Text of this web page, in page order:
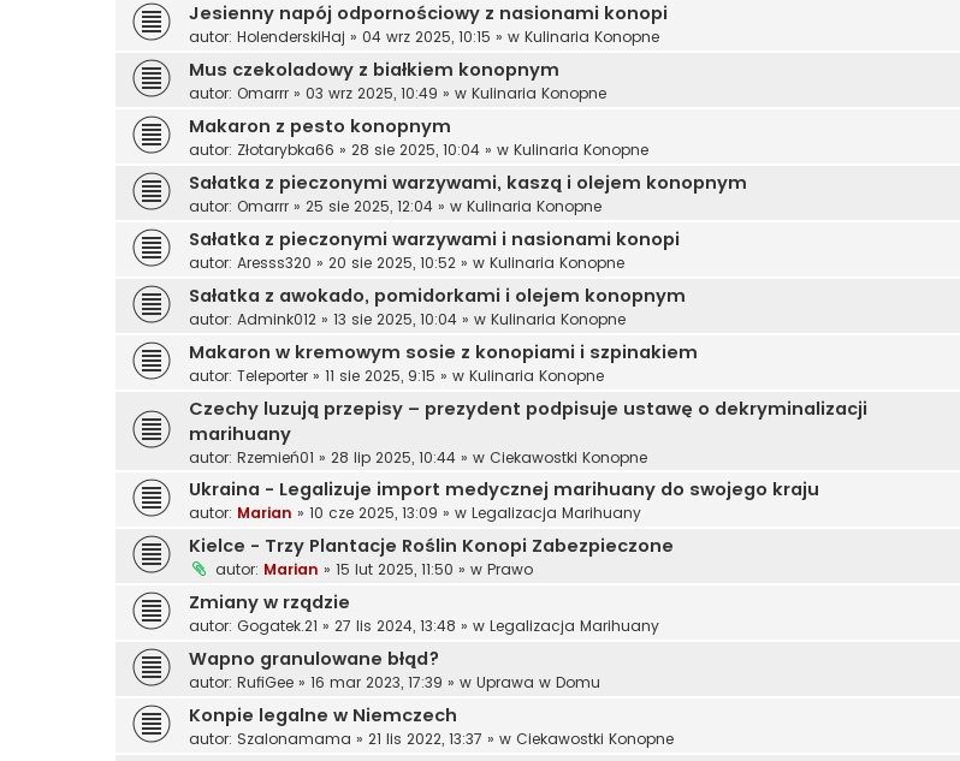
Jesienny napój odpornościowy z nasionami konopi
autor: HolenderskiHaj » 04 wrz 2025, 10:15 » w Kulinaria Konopne
Mus czekoladowy z białkiem konopnym
autor: Omarrr » 03 wrz 2025, 10:49 » w Kulinaria Konopne
Makaron z pesto konopnym
autor: Złotarybka66 » 28 sie 2025, 10:04 » w Kulinaria Konopne
Sałatka z pieczonymi warzywami, kaszą i olejem konopnym
autor: Omarrr » 25 sie 2025, 12:04 » w Kulinaria Konopne
Sałatka z pieczonymi warzywami i nasionami konopi
autor: Aresss320 » 20 sie 2025, 10:52 » w Kulinaria Konopne
Sałatka z awokado, pomidorkami i olejem konopnym
autor: Admink012 » 13 sie 2025, 10:04 » w Kulinaria Konopne
Makaron w kremowym sosie z konopiami i szpinakiem
autor: Teleporter » 11 sie 2025, 9:15 » w Kulinaria Konopne
Czechy luzują przepisy – prezydent podpisuje ustawę o dekryminalizacji
marihuany
autor: Rzemień01 » 28 lip 2025, 10:44 » w Ciekawostki Konopne
Ukraina - Legalizuje import medycznej marihuany do swojego kraju
autor: Marian » 10 cze 2025, 13:09 » w Legalizacja Marihuany
Kielce - Trzy Plantacje Roślin Konopi Zabezpieczone
autor: Marian » 15 lut 2025, 11:50 » w Prawo
Zmiany w rządzie
autor: Gogatek.21 » 27 lis 2024, 13:48 » w Legalizacja Marihuany
Wapno granulowane błąd?
autor: RufiGee » 16 mar 2023, 17:39 » w Uprawa w Domu
Konpie legalne w Niemczech
autor: Szalonamama » 21 lis 2022, 13:37 » w Ciekawostki Konopne